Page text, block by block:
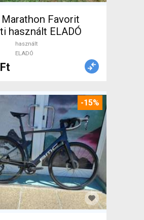
Marathon Favorit
használt ELADÓ
használt
ELADÓ
-15%